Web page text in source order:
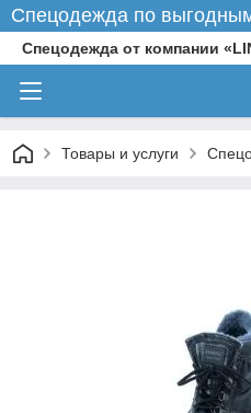
Спецодежда по
Спецодежда от компании
Товары и услуги